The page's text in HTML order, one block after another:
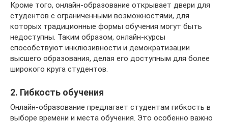
Кроме того, онлайн-образование открывает двери для
студентов с ограниченными возможностями, для
которых традиционные формы обучения могут быть
недоступны. Таким образом, онлайн-курсы
способствуют инклюзивности и демократизации
высшего образования, делая его доступным для более
широкого круга студентов.
2. Гибкость обучения
Онлайн-образование предлагает студентам гибкость в
выборе времени и места обучения. Это особенно важно